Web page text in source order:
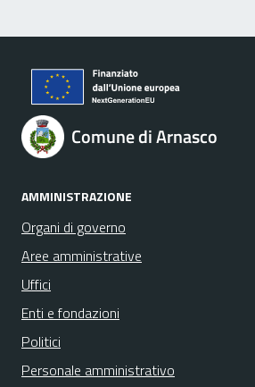
Comune di Arnasco
AMMINISTRAZIONE
Organi di governo
Aree amministrative
Uffici
Enti e fondazioni
Politici
Personale amministrativo